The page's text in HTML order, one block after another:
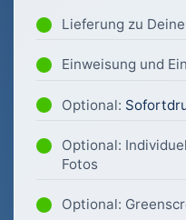
Lieferung zu
Einweisung und
Optional:
Optional:
Fotos
Optional: